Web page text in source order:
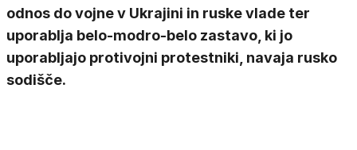
odnos do vojne v Ukrajini in ruske vlade ter
uporablja belo-modro-belo zastavo, ki jo
uporabljajo protivojni protestniki, navaja rusko
sodišče.